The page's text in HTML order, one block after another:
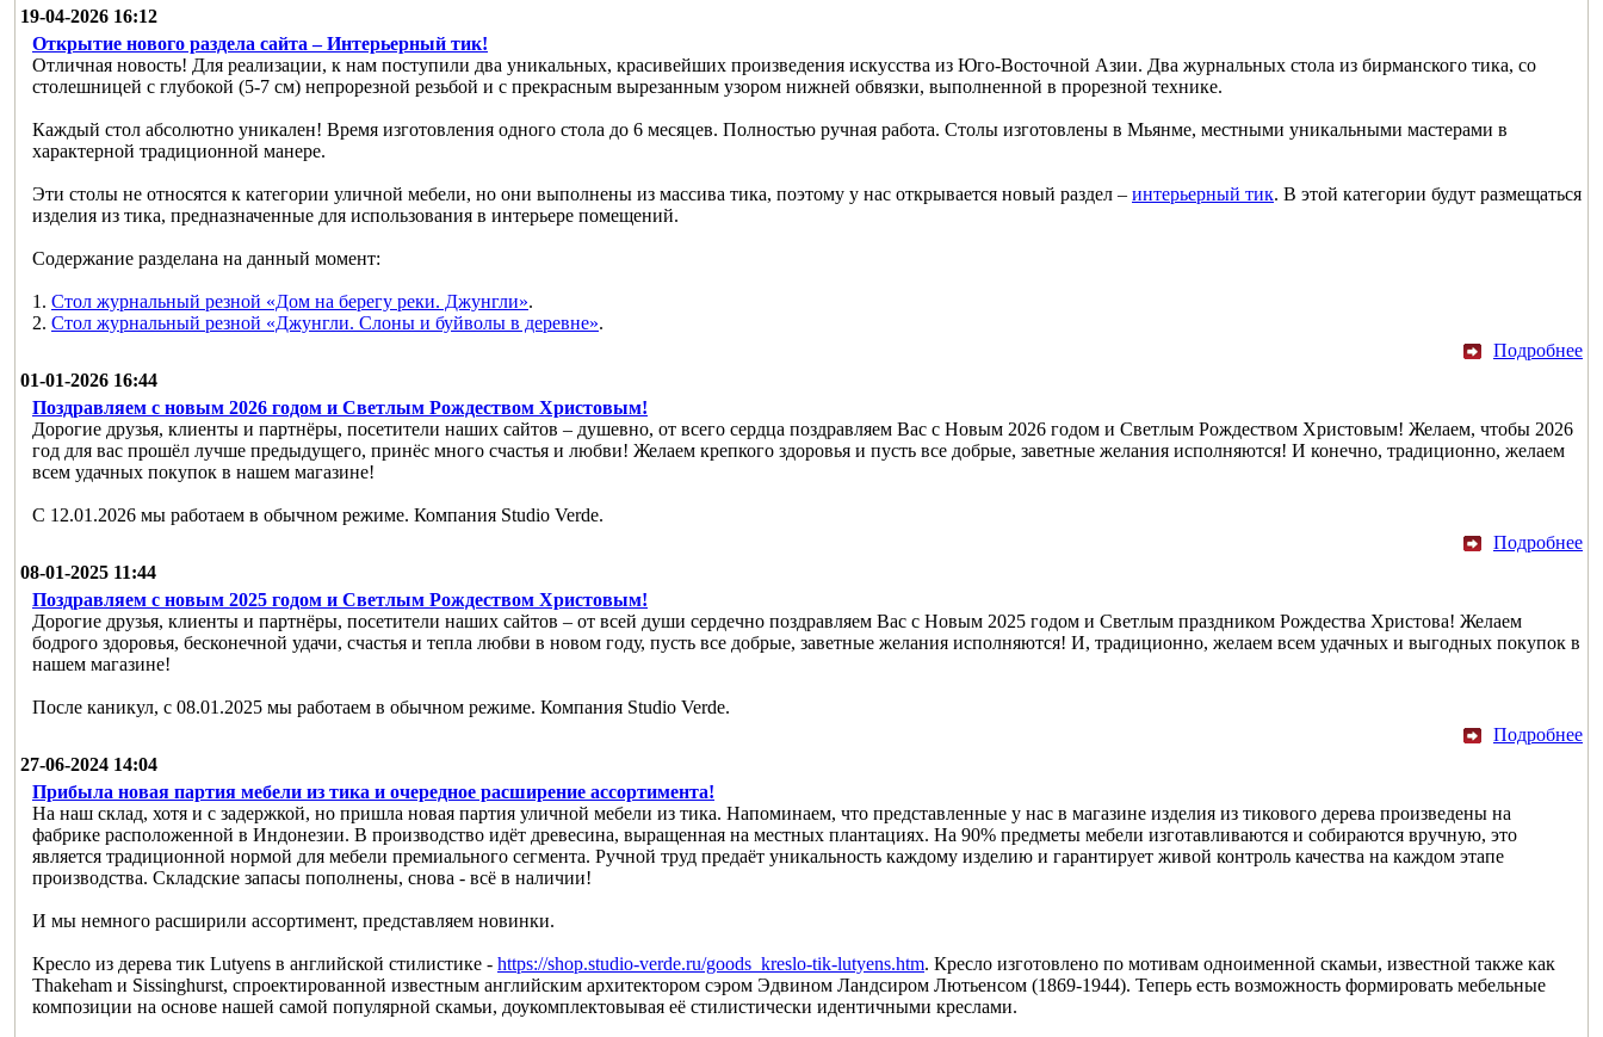
19-04-2026 16:12
Открытие нового раздела сайта – Интерьерный тик!
Отличная новость! Для реализации, к нам поступили два уникальных, красивейших произведения искусства из Юго-Восточной Азии. Два журнальных стола из бирманского тика, со
столешницей с глубокой (5-7 см) непрорезной резьбой и с прекрасным вырезанным узором нижней обвязки, выполненной в прорезной технике.
Каждый стол абсолютно уникален! Время изготовления одного стола до 6 месяцев. Полностью ручная работа. Столы изготовлены в Мьянме, местными уникальными мастерами в
характерной традиционной манере.
Эти столы не относятся к категории уличной мебели, но они выполнены из массива тика, поэтому у нас открывается новый раздел – интерьерный тик. В этой категории будут размещаться
изделия из тика, предназначенные для использования в интерьере помещений.
Содержание разделана на данный момент:
1. Стол журнальный резной «Дом на берегу реки. Джунгли».
2. Стол журнальный резной «Джунгли. Слоны и буйволы в деревне».
Подробнее
01-01-2026 16:44
Поздравляем с новым 2026 годом и Светлым Рождеством Христовым!
Дорогие друзья, клиенты и партнёры, посетители наших сайтов – душевно, от всего сердца поздравляем Вас с Новым 2026 годом и Светлым Рождеством Христовым! Желаем, чтобы 2026
год для вас прошёл лучше предыдущего, принёс много счастья и любви! Желаем крепкого здоровья и пусть все добрые, заветные желания исполняются! И конечно, традиционно, желаем
всем удачных покупок в нашем магазине!
С 12.01.2026 мы работаем в обычном режиме. Компания Studio Verde.
Подробнее
08-01-2025 11:44
Поздравляем с новым 2025 годом и Светлым Рождеством Христовым!
Дорогие друзья, клиенты и партнёры, посетители наших сайтов – от всей души сердечно поздравляем Вас с Новым 2025 годом и Светлым праздником Рождества Христова! Желаем
бодрого здоровья, бесконечной удачи, счастья и тепла любви в новом году, пусть все добрые, заветные желания исполняются! И, традиционно, желаем всем удачных и выгодных покупок в
нашем магазине!
После каникул, с 08.01.2025 мы работаем в обычном режиме. Компания Studio Verde.
Подробнее
27-06-2024 14:04
Прибыла новая партия мебели из тика и очередное расширение ассортимента!
На наш склад, хотя и с задержкой, но пришла новая партия уличной мебели из тика. Напоминаем, что представленные у нас в магазине изделия из тикового дерева произведены на
фабрике расположенной в Индонезии. В производство идёт древесина, выращенная на местных плантациях. На 90% предметы мебели изготавливаются и собираются вручную, это
является традиционной нормой для мебели премиального сегмента. Ручной труд предаёт уникальность каждому изделию и гарантирует живой контроль качества на каждом этапе
производства. Складские запасы пополнены, снова - всё в наличии!
И мы немного расширили ассортимент, представляем новинки.
Кресло из дерева тик Lutyens в английской стилистике - https://shop.studio-verde.ru/goods_kreslo-tik-lutyens.htm. Кресло изготовлено по мотивам одноименной скамьи, известной также как
Thakeham и Sissinghurst, спроектированной известным английским архитектором сэром Эдвином Ландсиром Лютьенсом (1869-1944). Теперь есть возможность формировать мебельные
композиции на основе нашей самой популярной скамьи, доукомплектовывая её стилистически идентичными креслами.